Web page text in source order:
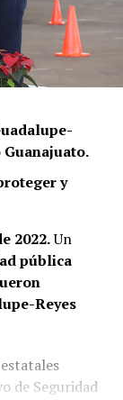
Guanajuato.
y
2022.Un
pública
Reyes
de Seguridad